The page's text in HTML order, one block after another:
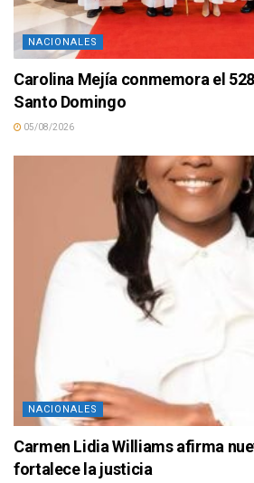
NACIONALES
Carolina Mejía conmemora el
Santo Domingo
05/08/2026
NACIONALES
Carmen Lidia Williams afirma
fortalece la justicia